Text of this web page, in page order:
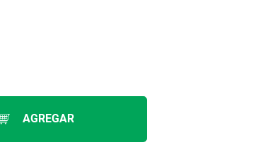
AGREGAR